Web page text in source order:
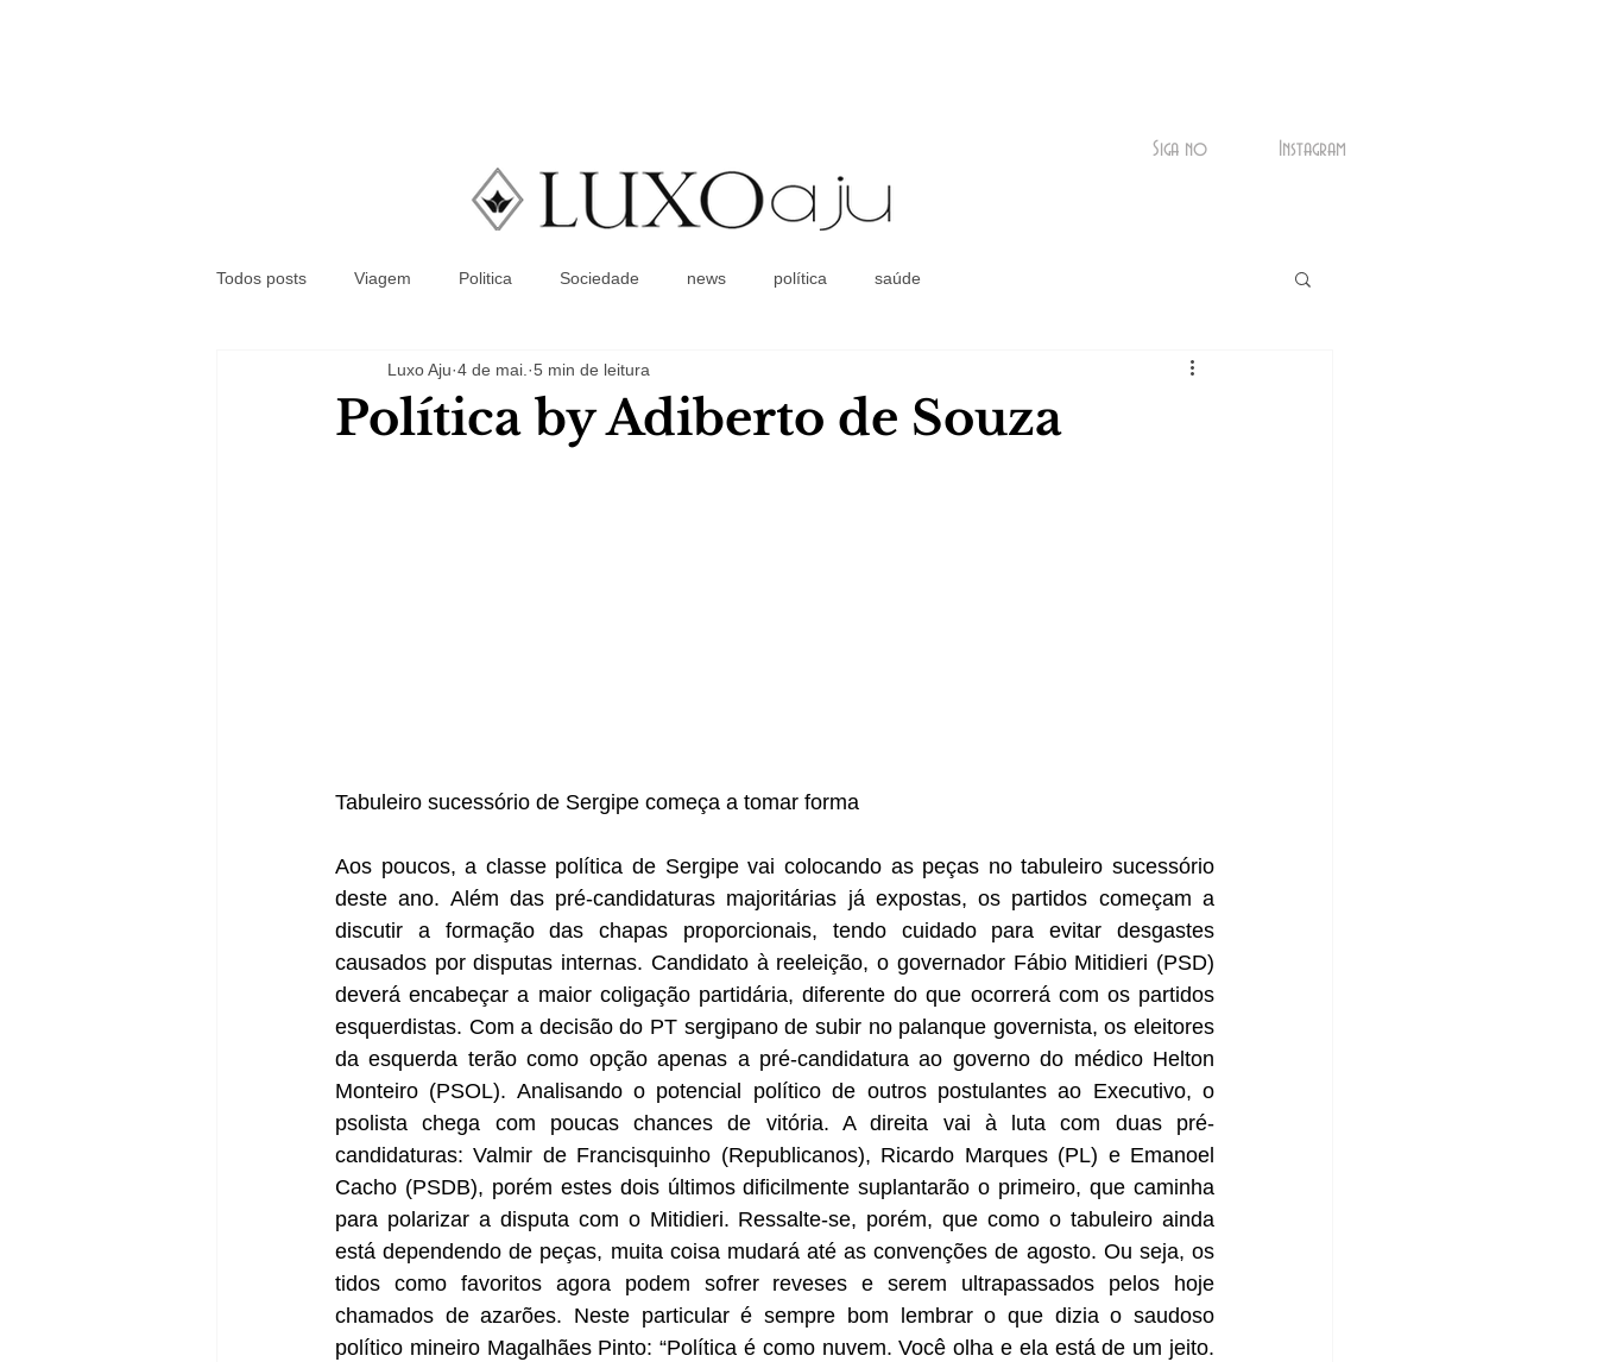
Coluna Social
Siga no Instagram
Todos posts Viagem Politica Sociedade news política saúde
Política by Adiberto de Souza
Luxo Aju 4 de mai. 5 min de leitura
Tabuleiro sucessório de Sergipe começa a tomar forma
Aos poucos, a classe política de Sergipe vai colocando as peças no tabuleiro sucessório
deste ano. Além das pré-candidaturas majoritárias já expostas, os partidos começam a
discutir a formação das chapas proporcionais, tendo cuidado para evitar desgastes
causados por disputas internas. Candidato à reeleição, o governador Fábio Mitidieri (PSD)
deverá encabeçar a maior coligação partidária, diferente do que ocorrerá com os partidos
esquerdistas. Com a decisão do PT sergipano de subir no palanque governista, os eleitores
da esquerda terão como opção apenas a pré-candidatura ao governo do médico Helton
Monteiro (PSOL). Analisando o potencial político de outros postulantes ao Executivo, o
psolista chega com poucas chances de vitória. A direita vai à luta com duas pré-
candidaturas: Valmir de Francisquinho (Republicanos), Ricardo Marques (PL) e Emanoel
Cacho (PSDB), porém estes dois últimos dificilmente suplantarão o primeiro, que caminha
para polarizar a disputa com o Mitidieri. Ressalte-se, porém, que como o tabuleiro ainda
está dependendo de peças, muita coisa mudará até as convenções de agosto. Ou seja, os
tidos como favoritos agora podem sofrer reveses e serem ultrapassados pelos hoje
chamados de azarões. Neste particular é sempre bom lembrar o que dizia o saudoso
político mineiro Magalhães Pinto: “Política é como nuvem. Você olha e ela está de um jeito.